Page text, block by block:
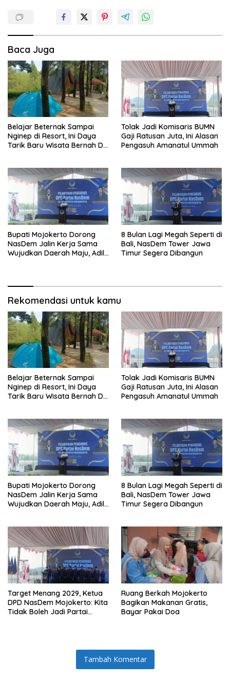
Baca Juga
Belajar Beternak Sampai
Nginep di Resort, Ini Daya
Tarik Baru Wisata Bernah De
Tolak Jadi Komisaris BUMN
Gaji Ratusan Juta, Ini Alasan
Pengasuh Amanatul Ummah
Bupati Mojokerto Dorong
NasDem Jalin Kerja Sama
Wujudkan Daerah Maju, Adil,
8 Bulan Lagi Megah Seperti di
Bali, NasDem Tower Jawa
Timur Segera Dibangun
Rekomendasi untuk kamu
Belajar Beternak Sampai
Nginep di Resort, Ini Daya
Tarik Baru Wisata Bernah De
Tolak Jadi Komisaris BUMN
Gaji Ratusan Juta, Ini Alasan
Pengasuh Amanatul Ummah
Bupati Mojokerto Dorong
NasDem Jalin Kerja Sama
Wujudkan Daerah Maju, Adil,
8 Bulan Lagi Megah Seperti di
Bali, NasDem Tower Jawa
Timur Segera Dibangun
Target Menang 2029, Ketua
DPD NasDem Mojokerto: Kita
Tidak Boleh Jadi Partai
Ruang Berkah Mojokerto
Bagikan Makanan Gratis,
Bayar Pakai Doa
Tambah Komentar